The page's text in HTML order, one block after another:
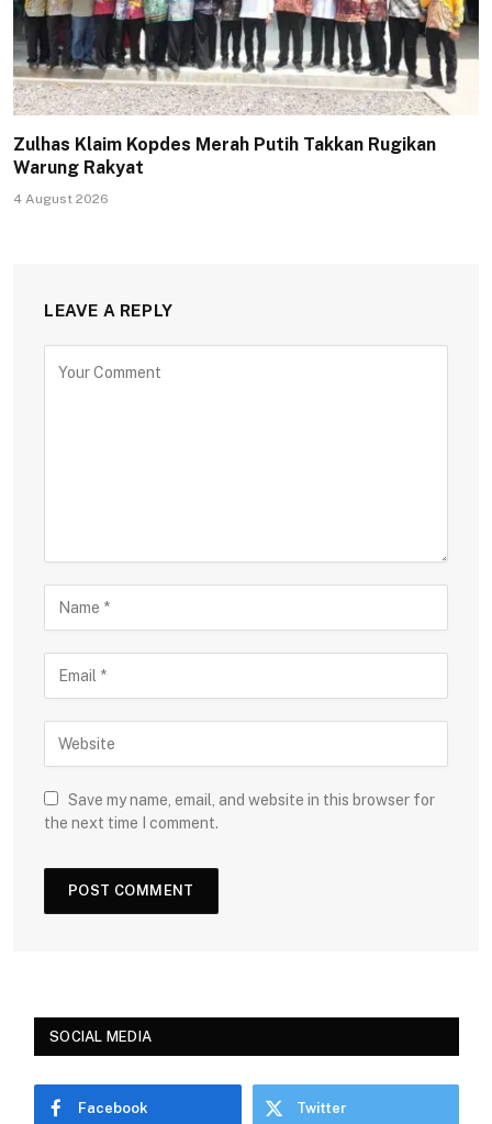
Zulhas Klaim Kopdes Merah Putih Takkan Rugikan
Warung Rakyat
4 August 2026
LEAVE A REPLY
Save my name, email, and website in this browser for
the next time I comment.
SOCIAL MEDIA
Facebook Twitter